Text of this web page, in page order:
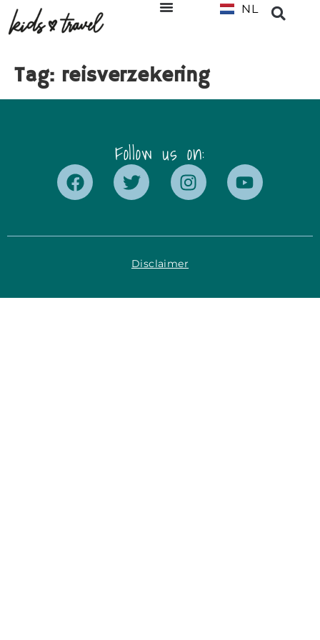
NL
EN
Tag: reisverzekering
Follow us on:
Disclaimer